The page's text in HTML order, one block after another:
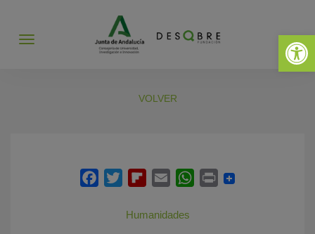
Abrir
Abrir
VOLVER
Humanidades